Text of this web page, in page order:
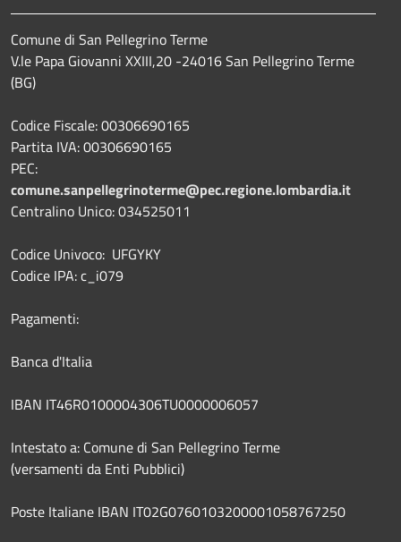
Comune di San Pellegrino Terme
V.le Papa Giovanni XXIII,20 -24016 San Pellegrino Terme
(BG)
Codice Fiscale: 00306690165
Partita IVA: 00306690165
PEC:
comune.sanpellegrinoterme@pec.regione.lombardia.it
Centralino Unico: 034525011
Codice Univoco: UFGYKY
Codice IPA: c_i079
Pagamenti:
Banca d'Italia
IBAN IT46R0100004306TU0000006057
Intestato a: Comune di San Pellegrino Terme
(versamenti da Enti Pubblici)
Poste Italiane IBAN IT02G0760103200001058767250